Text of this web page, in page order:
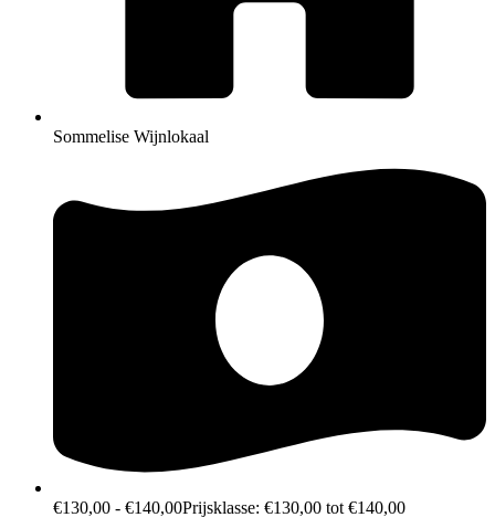
Sommelise Wijnlokaal
€130,00 - €140,00Prijsklasse: €130,00 tot €140,00